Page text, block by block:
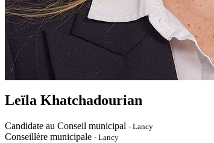
Leïla Khatchadourian
Candidate au Conseil municipal - Lancy
Conseillère municipale - Lancy